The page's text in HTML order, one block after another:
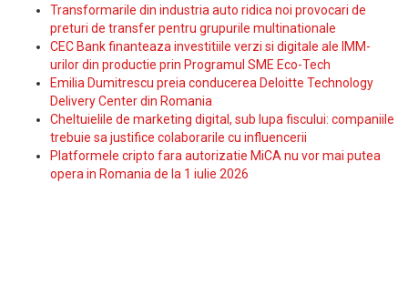
Transformarile din industria auto ridica noi provocari de
preturi de transfer pentru grupurile multinationale
CEC Bank finanteaza investitiile verzi si digitale ale IMM-
urilor din productie prin Programul SME Eco-Tech
Emilia Dumitrescu preia conducerea Deloitte Technology
Delivery Center din Romania
Cheltuielile de marketing digital, sub lupa fiscului: companiile
trebuie sa justifice colaborarile cu influencerii
Platformele cripto fara autorizatie MiCA nu vor mai putea
opera in Romania de la 1 iulie 2026